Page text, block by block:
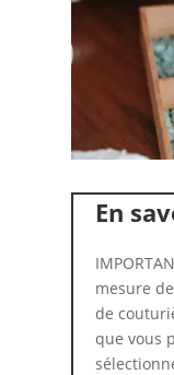
En
mesure
de
que vous